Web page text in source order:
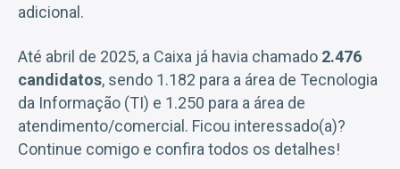
adicional.
Até abril de 2025, a Caixa já havia chamado 2.476
candidatos, sendo 1.182 para a área de Tecnologia
da Informação (TI) e 1.250 para a área de
atendimento/comercial. Ficou interessado(a)?
Continue comigo e confira todos os detalhes!